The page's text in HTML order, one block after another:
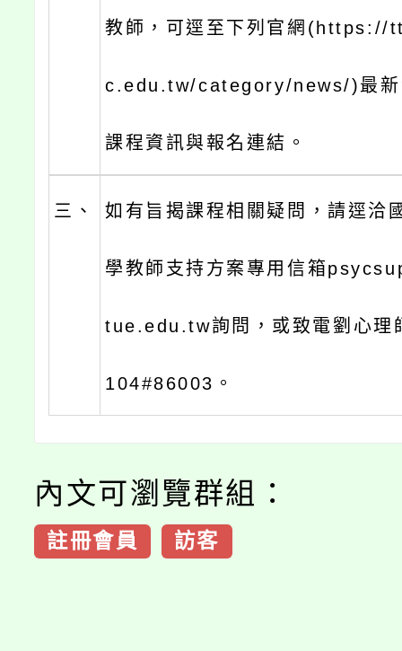
教師，可逕至下列官網
c.edu.tw/category/news/)最新
課程資訊與報名連結。
三、 如有旨揭課程相關疑問，請逕洽
學教師支持方案專用信箱
tue.edu.tw詢問，或致電劉心
104#86003。
內文可瀏覽群組：
註冊會員 訪客